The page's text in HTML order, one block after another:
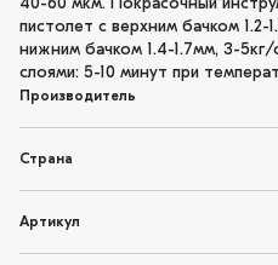
40-60 мкм. Покрасочный
пистолет с верхним бачком 1.2-
нижним бачком 1.4-1.7мм, 3-
слоями: 5-10 минут при
Производитель
Страна
Артикул